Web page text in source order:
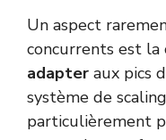
Un aspect
concurrents est la
adapter aux pics
système de
particulièrement